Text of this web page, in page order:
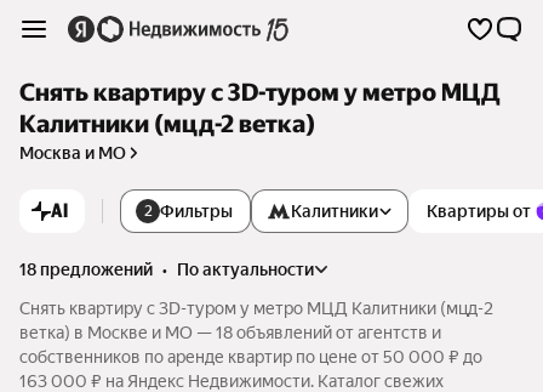
Снять квартиру c 3D-туром у метро МЦД
Калитники (мцд-2 ветка)
Москва и МО
AI 2 Фильтры Квартиры от
Калитники
18 предложений •
по актуальности
Снять квартиру c 3D-туром у метро МЦД Калитники (мцд-2
ветка) в Москве и МО — 18 объявлений от агентств и
собственников по аренде квартир по цене от 50 000 ₽ до
163 000 ₽ на Яндекс Недвижимости. Каталог свежих